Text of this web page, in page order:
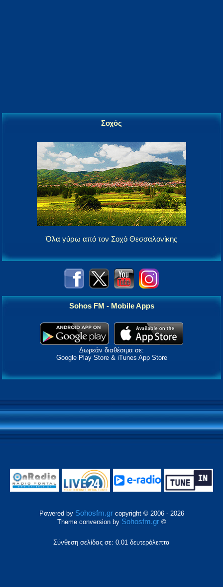
Σοχός
Όλα γύρω από τον Σοχό Θεσσαλονίκης
Sohos FM - Mobile Apps
Δωρεάν διαθέσιμα σε:
Google Play Store & iTunes App Store
Powered by Sohosfm.grcopyright © 2006 - 2026
Theme conversion by Sohosfm.gr©
Σύνθεση σελίδας σε: 0.01 δευτερόλεπτα